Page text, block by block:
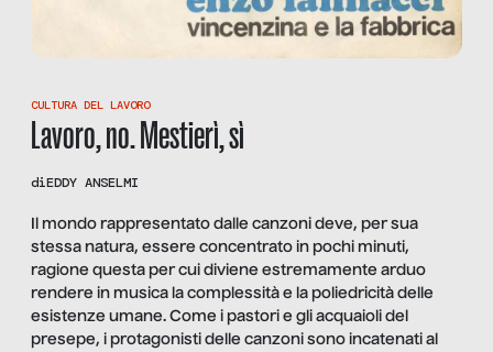
CULTURA DEL LAVORO
Lavoro, no. Mestierì, sì
diEDDY ANSELMI
Il mondo rappresentato dalle canzoni deve, per sua
stessa natura, essere concentrato in pochi minuti,
ragione questa per cui diviene estremamente arduo
rendere in musica la complessità e la poliedricità delle
esistenze umane. Come i pastori e gli acquaioli del
presepe, i protagonisti delle canzoni sono incatenati al